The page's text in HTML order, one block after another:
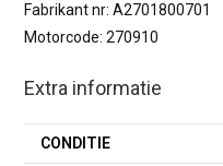
Fabrikant nr: A2701800701
Motorcode: 270910
Extra informatie
CONDITIE